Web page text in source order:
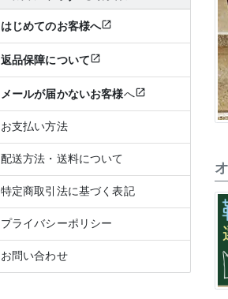
はじめてのお客様へ
返品保障について
メールが届かないお客様へ
お支払い方法
配送方法・送料について
特定商取引法に基づく表記
プライバシーポリシー
お問い合わせ